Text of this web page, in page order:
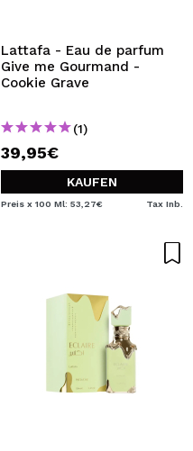
Lattafa - Eau de parfum
Give me Gourmand -
Cookie Grave
(1)
39,95€
KAUFEN
Preis x 100 Ml: 53,27€ Tax Inb.